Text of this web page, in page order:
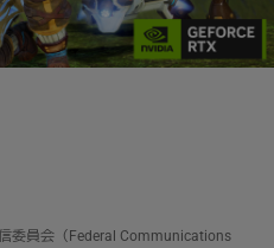
委員会（Federal Communications